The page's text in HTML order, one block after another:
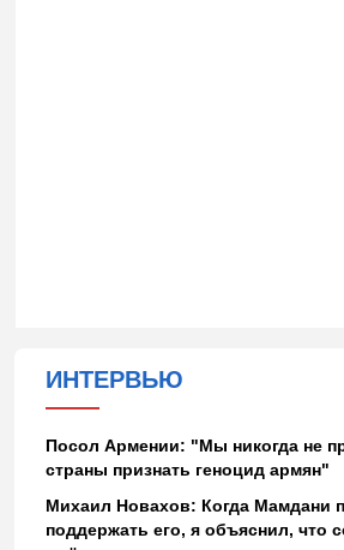
ИНТЕРВЬЮ
Посол Армении: "Мы никогда не
страны признать геноцид армян"
Михаил Новахов: Когда Мамдани
поддержать его, я объяснил, что